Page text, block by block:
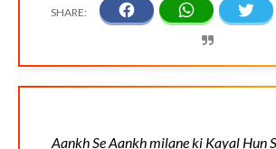
Aankh Se Aankh milane ki Kayal Hun